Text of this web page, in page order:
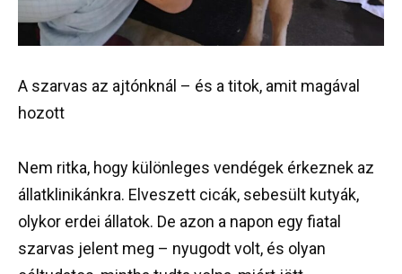
A szarvas az ajtónknál – és a titok, amit magával
hozott
Nem ritka, hogy különleges vendégek érkeznek az
állatklinikánkra. Elveszett cicák, sebesült kutyák,
olykor erdei állatok. De azon a napon egy fiatal
szarvas jelent meg – nyugodt volt, és olyan